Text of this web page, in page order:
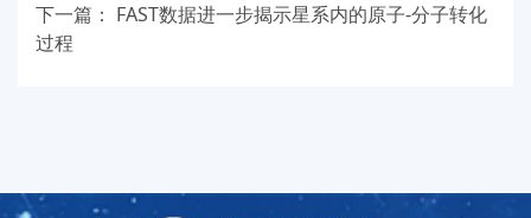
下一篇： FAST数据进一步揭示星系内的原子-分子转化
过程